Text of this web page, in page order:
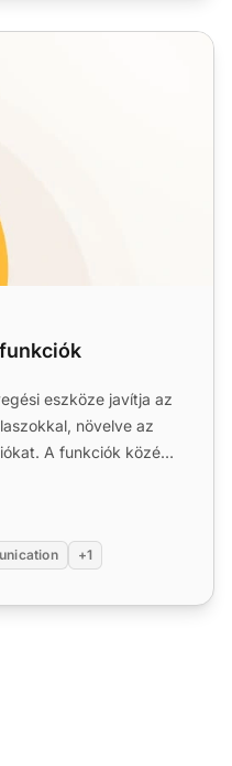
eszköze javítja az
növelve az
A funkciók közé
+1